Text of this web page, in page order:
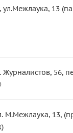
ул.Межлаука, 13
Журналистов, 56,
М.Межлаука, 13,